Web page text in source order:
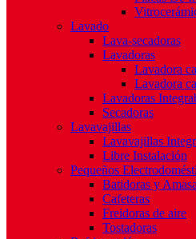
Lavado
Lava-secadoras
Lavadoras
Lavadora
Lavadora
Lavadoras
Secadoras
Lavavajillas
Lavavajillas
Libre Instalación
Pequeños
Batidoras y
Cafeteras
Freidoras de aire
Tostadoras